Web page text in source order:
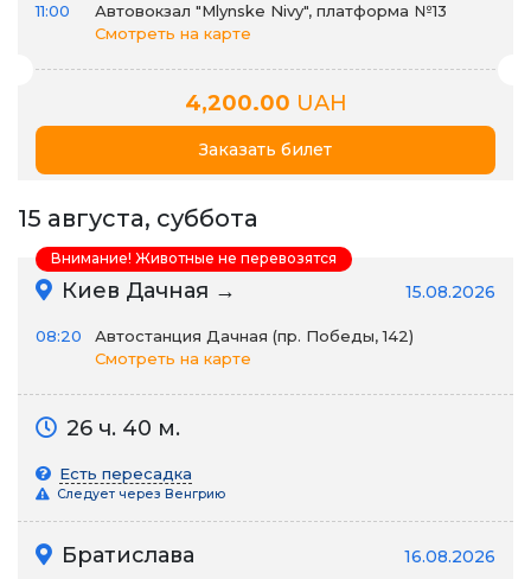
11:00
Автовокзал "Mlynske Nivy", платформа №13
Смотреть на карте
4,200.00 UAH
Заказать билет
15 августа, суббота
Киев Дачная → 15.08.2026
08:20
Автостанция Дачная (пр. Победы, 142)
Смотреть на карте
26 ч. 40 м.
Есть пересадка
Следует через Венгрию
Братислава 16.08.2026
Внимание! Животные не перевозятся